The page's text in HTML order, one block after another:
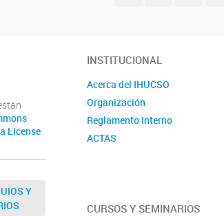
License
Y
INSTITUCIONAL
Acerca del IHUCSO
Organización
Reglamento Interno
ACTAS
CURSOS Y SEMINARIOS